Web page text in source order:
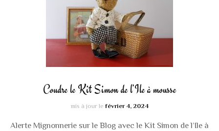
Coudre le Kit Simon de l’Ile à mousse
mis à jour le février 4, 2024
Alerte Mignonnerie sur le Blog avec le Kit Simon de l’Ile à